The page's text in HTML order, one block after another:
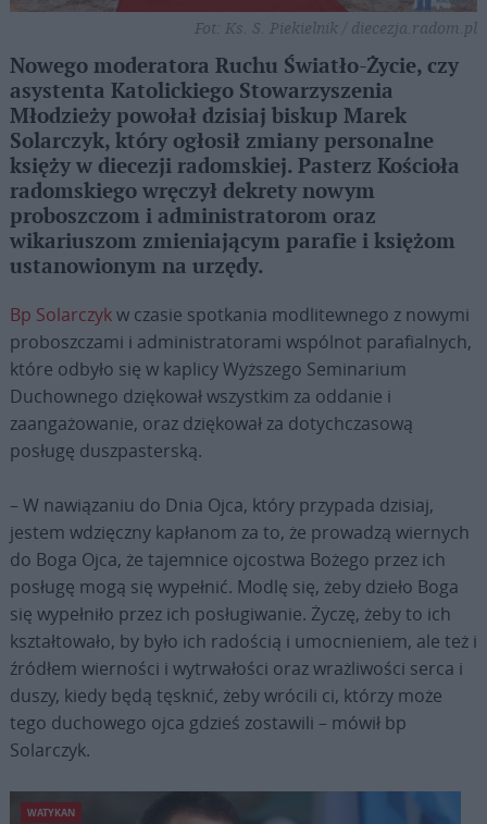
Fot: Ks. S. Piekielnik / diecezja.radom.pl
Nowego moderatora Ruchu Światło-Życie, czy
asystenta Katolickiego Stowarzyszenia
Młodzieży powołał dzisiaj biskup Marek
Solarczyk, który ogłosił zmiany personalne
księży w diecezji radomskiej. Pasterz Kościoła
radomskiego wręczył dekrety nowym
proboszczom i administratorom oraz
wikariuszom zmieniającym parafie i księżom
ustanowionym na urzędy.
Bp Solarczykw czasie spotkania modlitewnego z nowymi
proboszczami i administratorami wspólnot parafialnych,
które odbyło się w kaplicy Wyższego Seminarium
Duchownego dziękował wszystkim za oddanie i
zaangażowanie, oraz dziękował za dotychczasową
posługę duszpasterską.
– W nawiązaniu do Dnia Ojca, który przypada dzisiaj,
jestem wdzięczny kapłanom za to, że prowadzą wiernych
do Boga Ojca, że tajemnice ojcostwa Bożego przez ich
posługę mogą się wypełnić. Modlę się, żeby dzieło Boga
się wypełniło przez ich posługiwanie. Życzę, żeby to ich
kształtowało, by było ich radością i umocnieniem, ale też i
źródłem wierności i wytrwałości oraz wrażliwości serca i
duszy, kiedy będą tęsknić, żeby wrócili ci, którzy może
tego duchowego ojca gdzieś zostawili – mówił bp
Solarczyk.
WATYKAN